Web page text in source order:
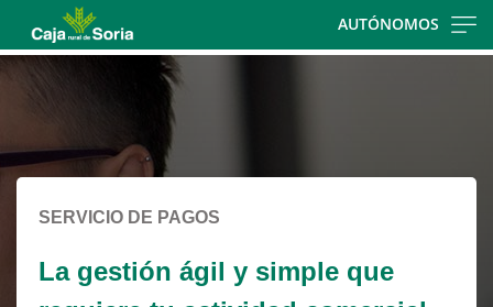
AUTÓNOMOS
Cargando
contenido,
favor
espere...
SERVICIO DE PAGOS
La gestión ágil y simple que